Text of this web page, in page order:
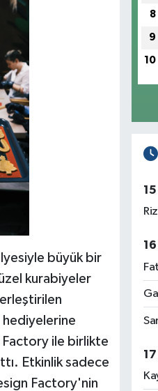
büyük bir
kurabiyeler
hediyelerine
Factory ile birlikte
Etkinlik sadece
Factory'nin
8
9
10